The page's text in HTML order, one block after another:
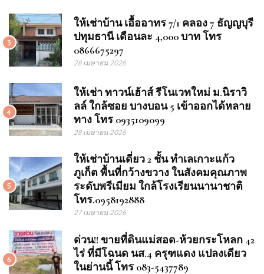
3
ให้เช่าบ้าน เอื้ออาทร 7/1 คลอง 7 ธัญญบุรี
ปทุมธานี เดือนละ 4,000 บาท โทร
0866675297
28 เมษายน 2026
4
ให้เช่า ทาวน์เฮ้าส์ รีโนเวทใหม่ ม.นิราวิ
ลล์ ใกล้ซอย บางบอน 5 เข้าออกได้หลาย
ทาง โทร 0935109099
28 เมษายน 2026
5
ให้เช่าบ้านเดี่ยว 2 ชั้น ทำเลเกาะแก้ว
ภูเก็ต พื้นที่กว้างขวาง ในสังคมคุณภาพ
ระดับพรีเมียม ใกล้โรงเรียนนานาชาติ
โทร.0958192888
27 เมษายน 2026
6
ด่วน!! ขายที่ดินแม่สอด-ห้วยกระโหลก 42
ไร่ ที่มีโฉนด นส.4 ครุฑแดง แปลงเดียว
ในย่านนี้ โทร 083-5437789